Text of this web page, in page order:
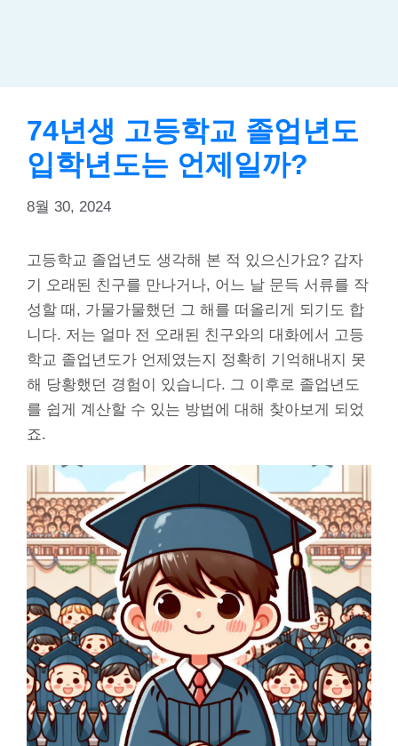
74년생 고등학교 졸업년도
입학년도는 언제일까?
8월 30, 2024
고등학교 졸업년도 생각해 본 적 있으신가요? 갑자
기 오래된 친구를 만나거나, 어느 날 문득 서류를 작
성할 때, 가물가물했던 그 해를 떠올리게 되기도 합
니다. 저는 얼마 전 오래된 친구와의 대화에서 고등
학교 졸업년도가 언제였는지 정확히 기억해내지 못
해 당황했던 경험이 있습니다. 그 이후로 졸업년도
를 쉽게 계산할 수 있는 방법에 대해 찾아보게 되었
죠.